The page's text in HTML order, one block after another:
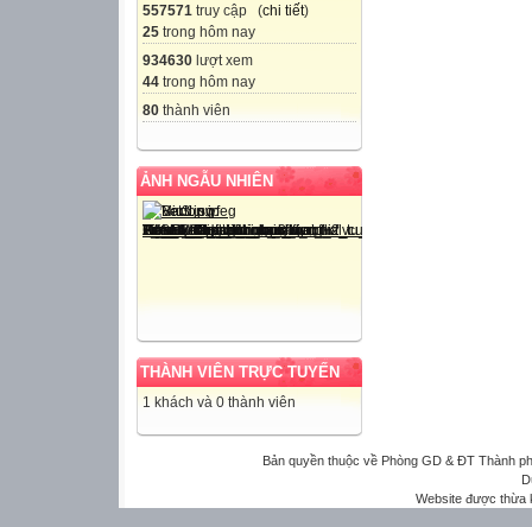
557571 truy cập (chi tiết)
25 trong hôm nay
934630 lượt xem
44 trong hôm nay
80 thành viên
ẢNH NGẪU NHIÊN
THÀNH VIÊN TRỰC TUYẾN
1 khách và 0 thành viên
Bản quyền thuộc về Phòng GD & ĐT Thành
Website được thừa